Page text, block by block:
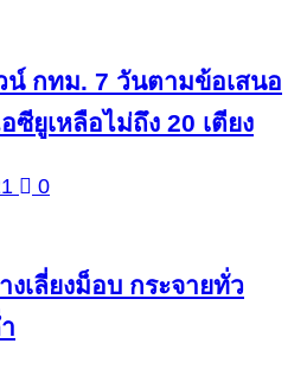
กทม. 7 วันตามข้อเสนอ
ซียูเหลือไม่ถึง 20 เตียง
0
เลี่ยงม็อบ กระจายทั่ว